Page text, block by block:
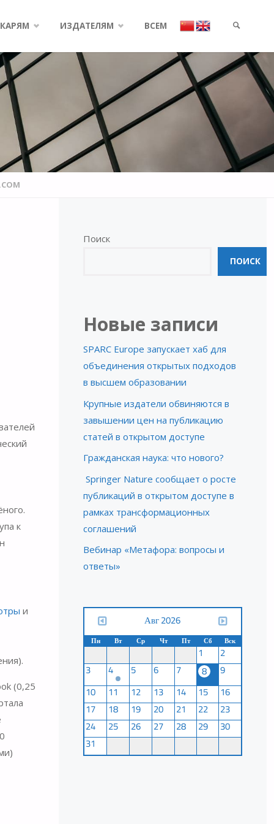
ИЗДАТЕЛЯМ ВСЕМ
SEARCH
к
и
(0,25
Поиск
ПОИСК
Новые записи
SPARC Europe запускает хаб для
объединения открытых подходов
в высшем образовании
Крупные издатели обвиняются в
завышении цен на публикацию
статей в открытом доступе
Гражданская наука: что нового?
Springer Nature сообщает о росте
публикаций в открытом доступе в
рамках трансформационных
соглашений
Вебинар «Метафора: вопросы и
ответы»
Авг 2026
Пн Вт Ср Чт Пт Сб Вск
1
2
3
4 5 6 7 8
9
10
11 12 13 14 15
16
17
18 19 20 21 22
23
24
25 26 27 28 29
30
31